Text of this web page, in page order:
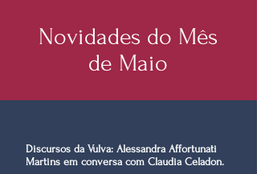
Novidades do Mês
de Maio
Discursos da Vulva: Alessandra Affortunati
Martins em conversa com Claudia Celadon.